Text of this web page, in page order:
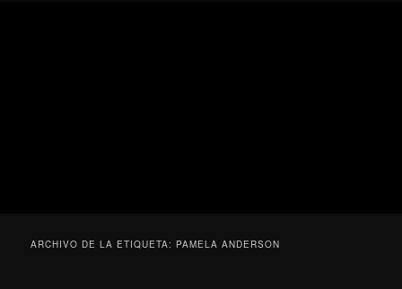
ARCHIVO DE LA ETIQUETA: PAMELA ANDERSON